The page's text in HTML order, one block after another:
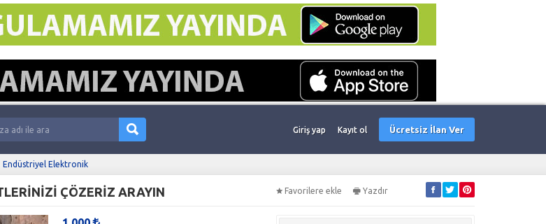
Giriş yap Kayıt ol Ücretsiz İlan Ver
Endüstriyel Elektronik
ÇÖZERİZ ARAYIN Favorilere ekle Yazdır